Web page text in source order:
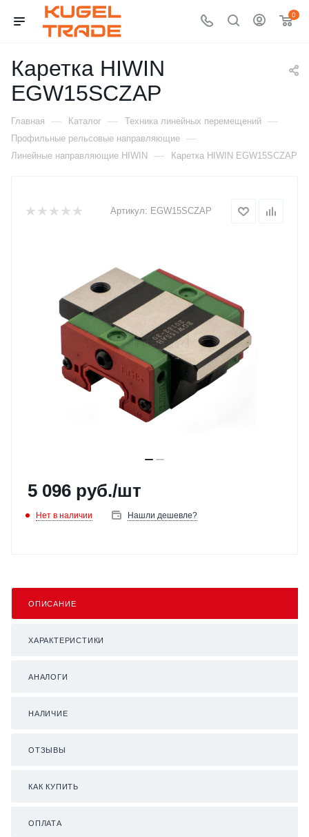
0
Каретка HIWIN
EGW15SCZAP
Главная — Каталог — Техника линейных перемещений —
Профильные рельсовые направляющие —
Линейные направляющие HIWIN — Каретка HIWIN EGW15SCZAP
Артикул: EGW15SCZAP
5 096 руб./шт
Нет в наличии Нашли дешевле?
ОПИСАНИЕ
ХАРАКТЕРИСТИКИ
АНАЛОГИ
НАЛИЧИЕ
ОТЗЫВЫ
КАК КУПИТЬ
ОПЛАТА